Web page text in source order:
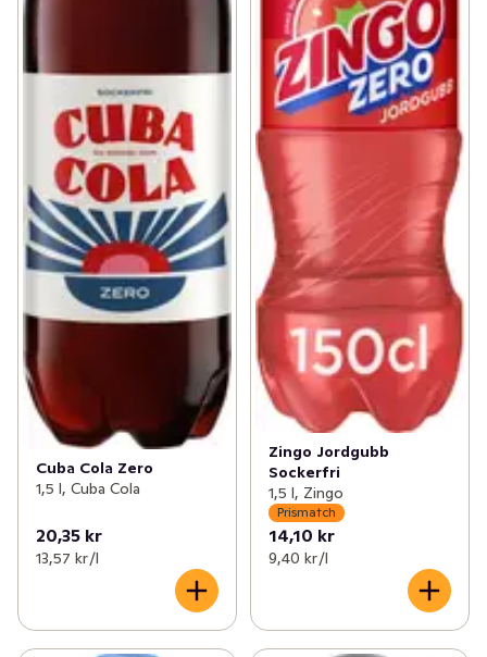
Cuba Cola Zero
1,5 l, Cuba Cola
20,35 kr
13,57 kr /l
Zingo Jordgubb
Sockerfri
1,5 l, Zingo
Prismatch
14,10 kr
9,40 kr /l